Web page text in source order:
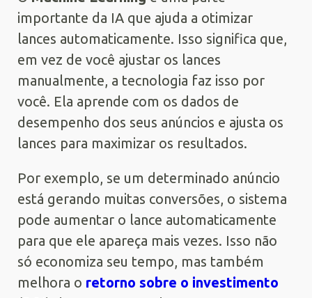
importante da IA que ajuda a otimizar
lances automaticamente. Isso significa que,
em vez de você ajustar os lances
manualmente, a tecnologia faz isso por
você. Ela aprende com os dados de
desempenho dos seus anúncios e ajusta os
lances para maximizar os resultados.
Por exemplo, se um determinado anúncio
está gerando muitas conversões, o sistema
pode aumentar o lance automaticamente
para que ele apareça mais vezes. Isso não
só economiza seu tempo, mas também
melhora o retorno sobre o investimento